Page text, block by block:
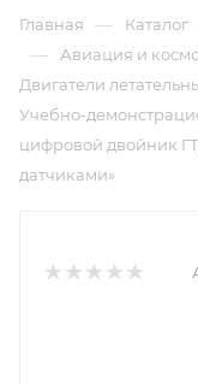
Главная — Каталог
— Авиация и
Двигатели
Учебно-
цифровой двойник
датчиками»